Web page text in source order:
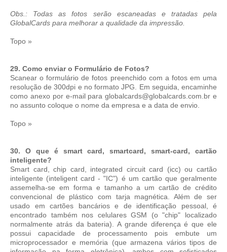
Obs.: Todas as fotos serão escaneadas e tratadas pela
GlobalCards para melhorar a qualidade da impressão.
Topo »
29. Como enviar o Formulário de Fotos?
Scanear o formulário de fotos preenchido com a fotos em uma
resolução de 300dpi e no formato JPG. Em seguida, encaminhe
como anexo por e-mail para globalcards@globalcards.com.br e
no assunto coloque o nome da empresa e a data de envio.
Topo »
30. O que é smart card, smartcard, smart-card, cartão
inteligente?
Smart card, chip card, integrated circuit card (icc) ou cartão
inteligente (inteligent card - "IC") é um cartão que geralmente
assemelha-se em forma e tamanho a um cartão de crédito
convencional de plástico com tarja magnética. Além de ser
usado em cartões bancários e de identificação pessoal, é
encontrado também nos celulares GSM (o "chip" localizado
normalmente atrás da bateria). A grande diferença é que ele
possui capacidade de processamento pois embute um
microprocessador e memória (que armazena vários tipos de